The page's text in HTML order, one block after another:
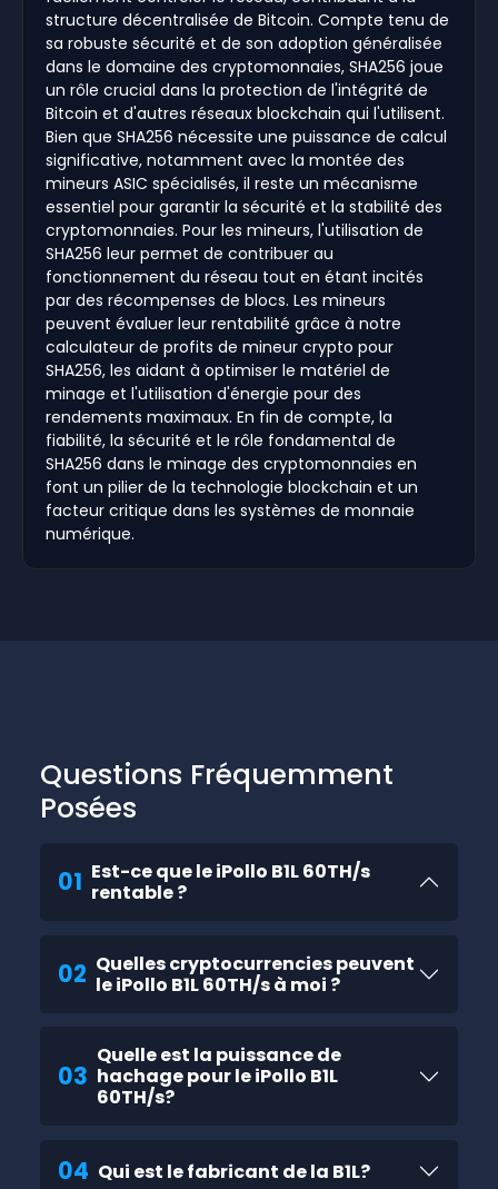
structure décentralisée de Bitcoin. Compte tenu de
sa robuste sécurité et de son adoption généralisée
dans le domaine des cryptomonnaies, SHA256 joue
un rôle crucial dans la protection de l'intégrité de
Bitcoin et d'autres réseaux blockchain qui l'utilisent.
Bien que SHA256 nécessite une puissance de calcul
significative, notamment avec la montée des
mineurs ASIC spécialisés, il reste un mécanisme
essentiel pour garantir la sécurité et la stabilité des
cryptomonnaies. Pour les mineurs, l'utilisation de
SHA256 leur permet de contribuer au
fonctionnement du réseau tout en étant incités
par des récompenses de blocs. Les mineurs
peuvent évaluer leur rentabilité grâce à notre
calculateur de profits de mineur crypto pour
SHA256, les aidant à optimiser le matériel de
minage et l'utilisation d'énergie pour des
rendements maximaux. En fin de compte, la
fiabilité, la sécurité et le rôle fondamental de
SHA256 dans le minage des cryptomonnaies en
font un pilier de la technologie blockchain et un
facteur critique dans les systèmes de monnaie
numérique.
Questions Fréquemment
Posées
01 Est-ce que le iPollo B1L 60TH/s
rentable ?
02 Quelles cryptocurrencies peuvent
le iPollo B1L 60TH/s à moi ?
03
Quelle est la puissance de
hachage pour le iPollo B1L
60TH/s?
04 Qui est le fabricant de la B1L?